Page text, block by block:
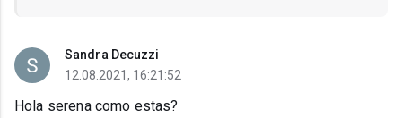
Sandra Decuzzi
12.08.2021, 16:21:52
Hola serena como estas?